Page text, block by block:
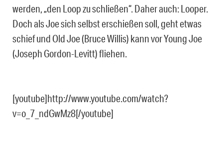
werden, „den Loop zu schließen“. Daher auch: Looper.
Doch als Joe sich selbst erschießen soll, geht etwas
schief und Old Joe (Bruce Willis) kann vor Young Joe
(Joseph Gordon-Levitt) fliehen.
[youtube]http://www.youtube.com/watch?
v=o_7_ndGwMz8[/youtube]